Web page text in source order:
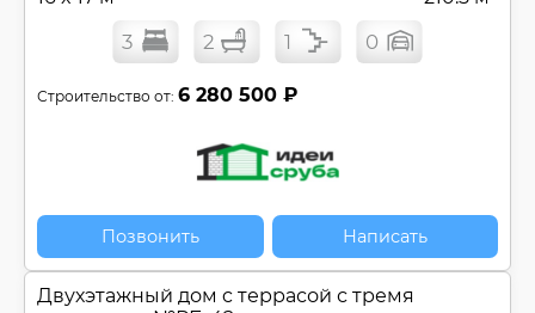
3 2 1 0
Строительство от: 6 280 500 ₽
Позвонить Написать
Двухэтажный дом c террасой с тремя